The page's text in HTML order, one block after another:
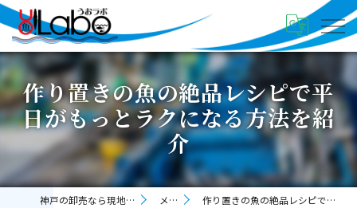
作り置きの魚の絶品レシピで平
日がもっとラクになる方法を紹
介
神戸の卸売なら現地直送の株式会社うおラボ メディア 作り置きの魚の絶品レシピで平日がもっとラクになる方法を紹介